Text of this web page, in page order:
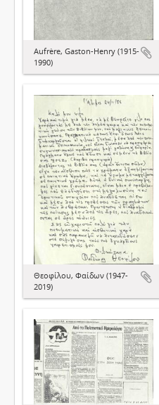
Aufrère, Gaston-Henry (1915-
1990)
Θεοφίλου, Φαίδων (1947-
2019)